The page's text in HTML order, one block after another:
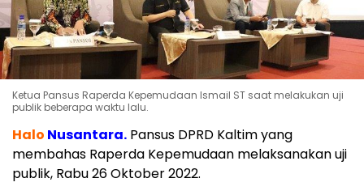
Ketua Pansus Raperda Kepemudaan Ismail ST saat melakukan uji
publik beberapa waktu lalu.
Halo Nusantara. Pansus DPRD Kaltim yang
membahas Raperda Kepemudaan melaksanakan uji
publik, Rabu 26 Oktober 2022.